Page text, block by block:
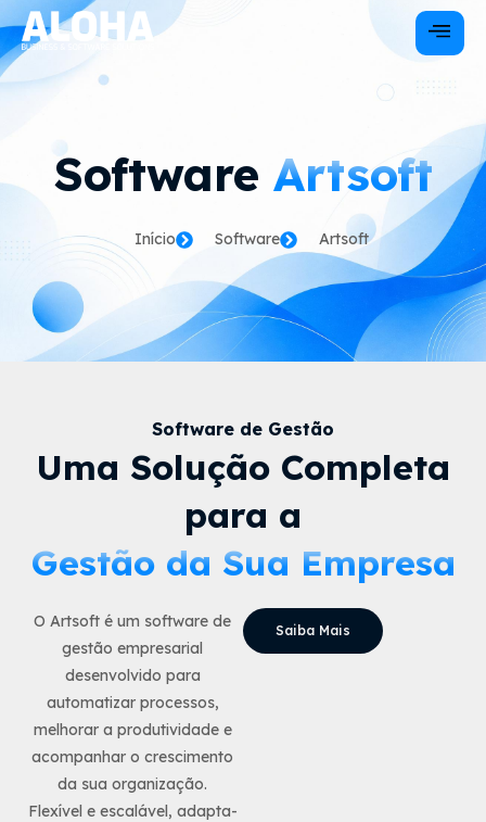
Software Artsoft
Início Software Artsoft
Software de Gestão
Uma Solução Completa
para a
Gestão da Sua Empresa
O Artsoft é um software de
gestão empresarial
desenvolvido para
automatizar processos,
melhorar a produtividade e
acompanhar o crescimento
da sua organização.
Flexível e escalável, adapta-
Saiba Mais